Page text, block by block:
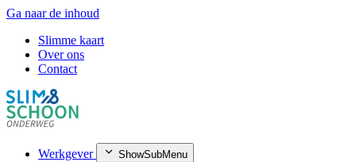
Ga naar de inhoud
Slimme kaart
Over ons
Contact
Werkgever ShowSubMenu